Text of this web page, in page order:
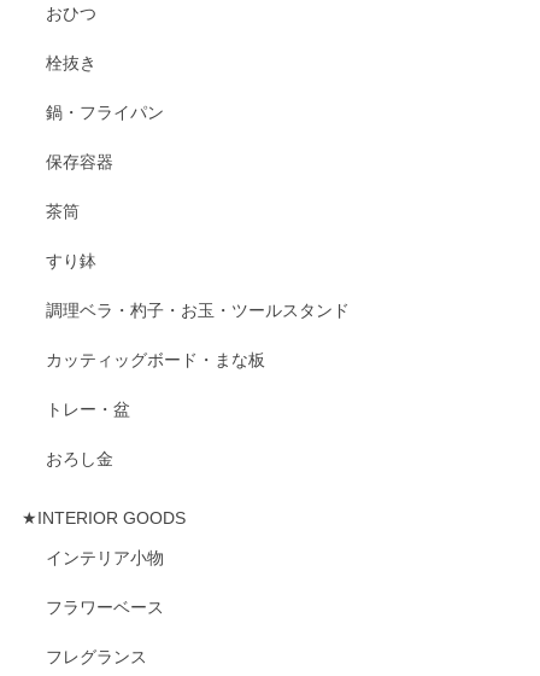
おひつ
栓抜き
鍋・フライパン
保存容器
茶筒
すり鉢
調理ベラ・杓子・お玉・ツールスタンド
カッティッグボード・まな板
トレー・盆
おろし金
★INTERIOR GOODS
インテリア小物
フラワーベース
フレグランス